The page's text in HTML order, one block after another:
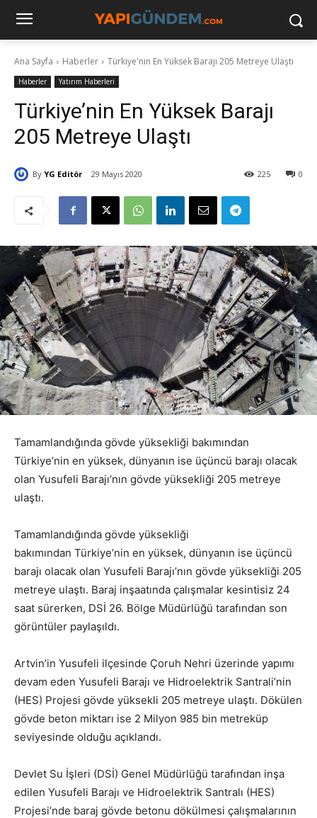
Ana Sayfa Haberler Türkiye'nin En Yüksek Barajı 205 Metreye Ulaştı
Haberler Yatırım Haberleri
Türkiye’nin En Yüksek Barajı
205 Metreye Ulaştı
By YG Editör 29 Mayıs 2020 0
225
Tamamlandığında gövde yüksekliği bakımından
Türkiye’nin en yüksek, dünyanın ise üçüncü barajı olacak
olan Yusufeli Barajı’nın gövde yüksekliği 205 metreye
ulaştı.
Tamamlandığında gövde yüksekliği
bakımından Türkiye’nin en yüksek, dünyanın ise üçüncü
barajı olacak olan Yusufeli Barajı’nın gövde yüksekliği 205
metreye ulaştı. Baraj inşaatında çalışmalar kesintisiz 24
saat sürerken, DSİ 26. Bölge Müdürlüğü tarafından son
görüntüler paylaşıldı.
Artvin’in Yusufeli ilçesinde Çoruh Nehri üzerinde yapımı
devam eden Yusufeli Barajı ve Hidroelektrik Santrali’nin
(HES) Projesi gövde yüksekli 205 metreye ulaştı. Dökülen
gövde beton miktarı ise 2 Milyon 985 bin metreküp
seviyesinde olduğu açıklandı.
Devlet Su İşleri (DSİ) Genel Müdürlüğü tarafından inşa
edilen Yusufeli Barajı ve Hidroelektrik Santralı (HES)
Projesi’nde baraj gövde betonu dökülmesi çalışmalarının